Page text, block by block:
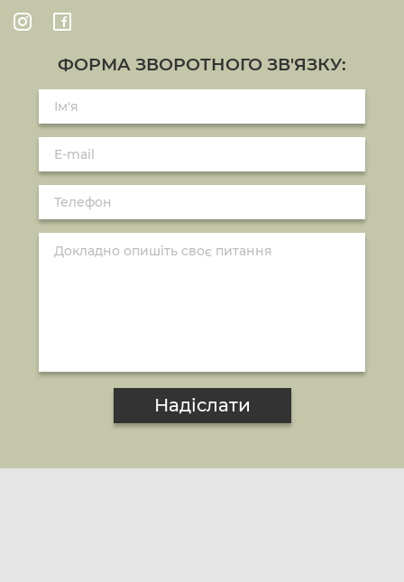
ФОРМА ЗВОРОТНОГО ЗВ'ЯЗКУ:
Надіслати